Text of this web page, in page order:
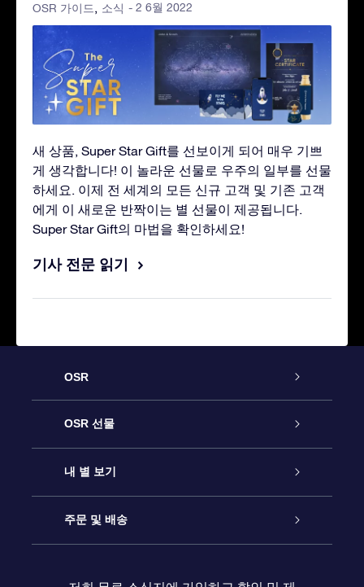
OSR 가이드 소식 - 2 6월 2022
새 상품, Super Star Gift를 선보이게 되어 매우 기쁘
게 생각합니다! 이 놀라운 선물로 우주의 일부를 선물
하세요. 이제 전 세계의 모든 신규 고객 및 기존 고객
에게 이 새로운 반짝이는 별 선물이 제공됩니다.
Super Star Gift의 마법을 확인하세요!
기사 전문 읽기
OSR
고객 서비스
연락처
블로그
OSR 선물
온라인 별 선물
OSR 선물 팩
내 별 보기
Star Register
주문 및 배송